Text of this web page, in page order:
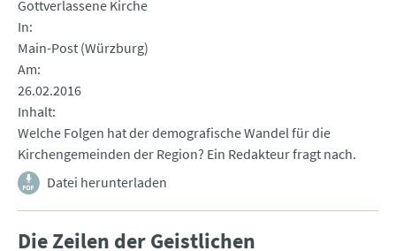
Gottverlassene Kirche
In
Main-Post (Würzburg)
Am
26.02.2016
Inhalt
Welche Folgen hat der demografische Wandel für die
Kirchengemeinden der Region? Ein Redakteur fragt nach.
Datei herunterladen
Die Zeilen der Geistlichen